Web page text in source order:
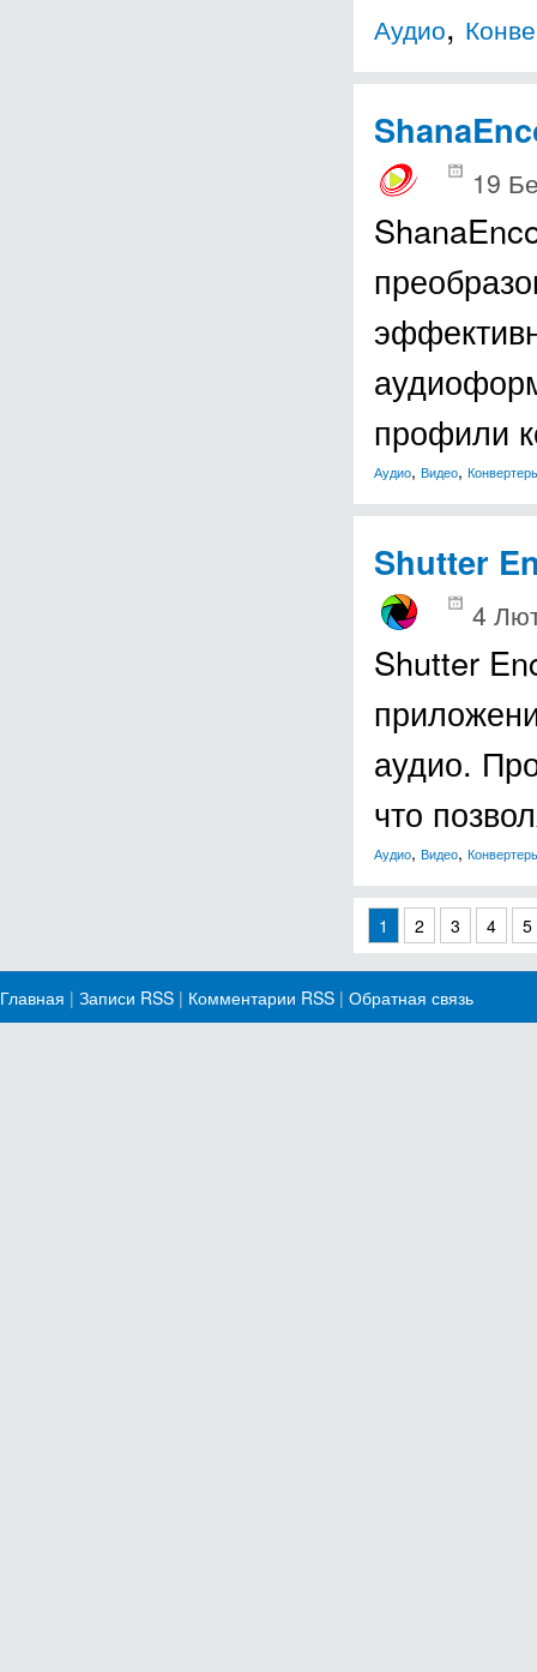
Аудио,
19
профили
Аудио, Видео,
Shutter
4
Shutter
аудио.
что
Аудио, Видео,
1 2 3 4 5
Главная | Записи RSS | Комментарии RSS | Обратная связь